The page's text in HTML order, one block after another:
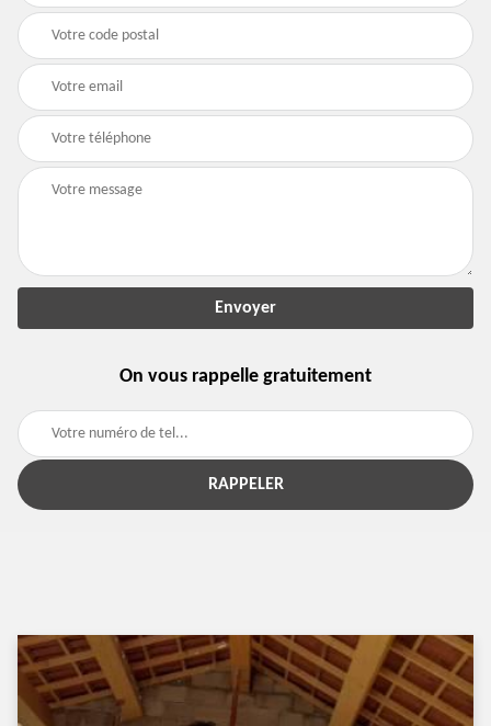
On vous rappelle gratuitement